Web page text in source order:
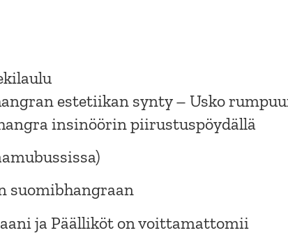
estetiikan synty – Usko
insinöörin piirustuspöydällä
suomibhangraan
ja Päälliköt on voittamattomii